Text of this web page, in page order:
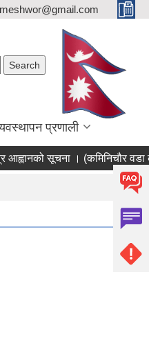
प्रणाली
आह्वानको सूचना । (कमिनिचौर वडा